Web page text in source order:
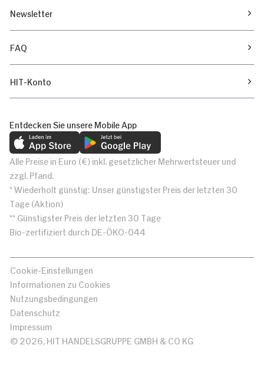
Newsletter
FAQ
HIT-Konto
Entdecken Sie unsere Mobile App
Alle Preise in Euro (€) inkl. gesetzlicher Mehrwertsteuer und
zzgl. Pfand.
* Wiederholt günstig: Unser günstigster Preis der letzten 30
Tage (Aktion)
** Günstigster Preis der letzten 30 Tage
Bio-zertifiziert durch DE-ÖKO-044
Cookie-Einstellungen
Informationen zu Cookies
Nutzungsbedingungen
Datenschutz
Impressum
© 2026, HIT HANDELSGRUPPE GMBH & CO KG